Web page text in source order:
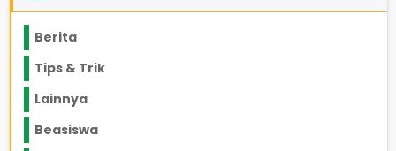
Berita
Tips & Trik
Lainnya
Beasiswa